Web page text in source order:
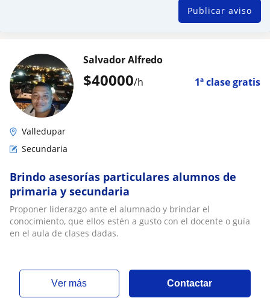
Publicar aviso
$40000/h 1ª clase gratis
Salvador Alfredo
Valledupar
Secundaria
Brindo asesorías particulares alumnos de
primaria y secundaria
Proponer liderazgo ante el alumnado y brindar el
conocimiento, que ellos estén a gusto con el docente o guía
en el aula de clases dadas.
ver más Contactar